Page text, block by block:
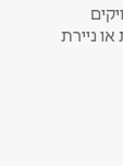
ניירת